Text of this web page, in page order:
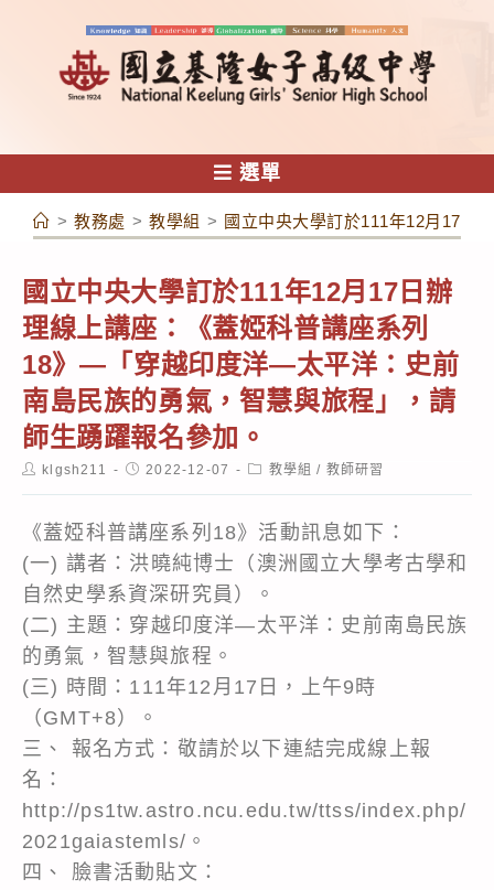
容
選單
> 教務處 > 教學組 > 國立中央大學訂於111年12月17日
國立中央大學訂於111年12月17日辦
理線上講座：《蓋婭科普講座系列
18》—「穿越印度洋—太平洋：史前
南島民族的勇氣，智慧與旅程」，請
師生踴躍報名參加。
Postklgsh211
Post2022-12-07
Post教學組 / 教師研習
《蓋婭科普講座系列18》活動訊息如下：
(一) 講者：洪曉純博士（澳洲國立大學考古學和
自然史學系資深研究員）。
(二) 主題：穿越印度洋—太平洋：史前南島民族
的勇氣，智慧與旅程。
(三) 時間：111年12月17日，上午9時
（GMT+8）。
三、 報名方式：敬請於以下連結完成線上報
名：
http://ps1tw.astro.ncu.edu.tw/ttss/index.php/
2021gaiastemls/。
四、 臉書活動貼文：